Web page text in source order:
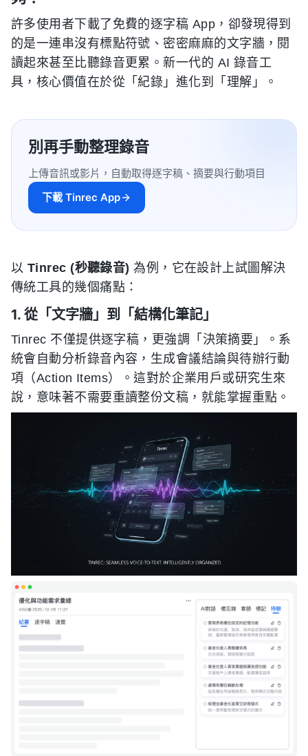
許多使用者下載了免費的逐字稿 App，卻發現得到
的是一連串沒有標點符號、密密麻麻的文字牆，閱
讀起來甚至比聽錄音更累。新一代的 AI 錄音工
具，核心價值在於從「紀錄」進化到「理解」。
別再手動整理錄音
上傳音訊或影片，自動取得逐字稿、摘要與行動項目
下載 Tinrec App
以 Tinrec (秒聽錄音) 為例，它在設計上試圖解決
傳統工具的幾個痛點：
1. 從「文字牆」到「結構化筆記」
Tinrec 不僅提供逐字稿，更強調「決策摘要」。系
統會自動分析錄音內容，生成會議結論與待辦行動
項（Action Items）。這對於企業用戶或研究生來
說，意味著不需要重讀整份文稿，就能掌握重點。